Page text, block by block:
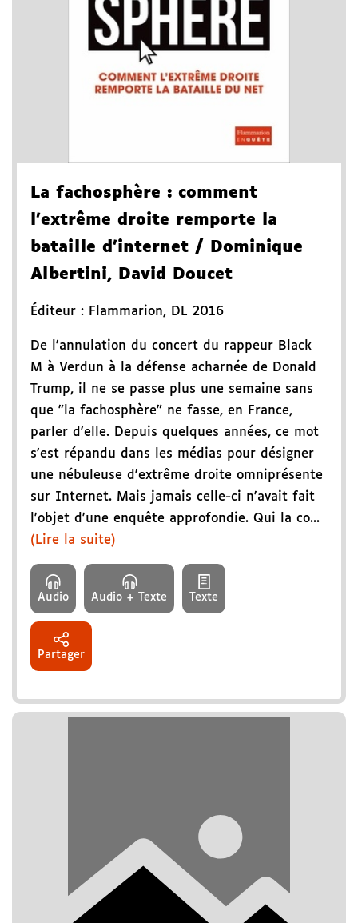
La fachosphère : comment
l'extrême droite remporte la
bataille d'internet / Dominique
Albertini, David Doucet
Éditeur : Flammarion, DL 2016
De l'annulation du concert du rappeur Black
M à Verdun à la défense acharnée de Donald
Trump, il ne se passe plus une semaine sans
que "la fachosphère" ne fasse, en France,
parler d'elle. Depuis quelques années, ce mot
s'est répandu dans les médias pour désigner
une nébuleuse d'extrême droite omniprésente
sur Internet. Mais jamais celle-ci n'avait fait
l'objet d'une enquête approfondie. Qui la co...
(Lire la suite)
Audio Audio + Texte Texte
Partager